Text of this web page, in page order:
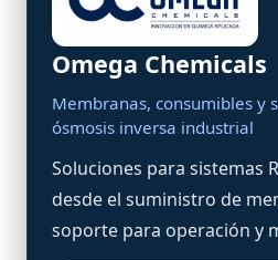
Omega Chemicals
Membranas, consumibles y
ósmosis inversa industrial
Soluciones para sistemas
desde el suministro de
soporte para operación y